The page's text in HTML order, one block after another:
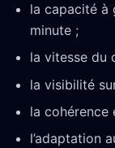
la capacité à
minute ;
la vitesse du
la visibilité
la cohérence
l’adaptation